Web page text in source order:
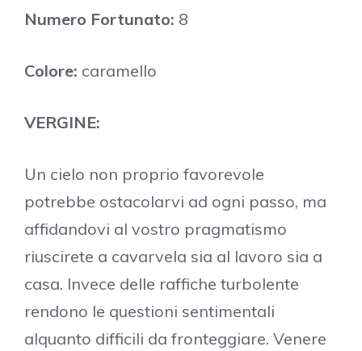
Numero Fortunato: 8
Colore: caramello
VERGINE:
Un cielo non proprio favorevole
potrebbe ostacolarvi ad ogni passo, ma
affidandovi al vostro pragmatismo
riuscirete a cavarvela sia al lavoro sia a
casa. Invece delle raffiche turbolente
rendono le questioni sentimentali
alquanto difficili da fronteggiare. Venere